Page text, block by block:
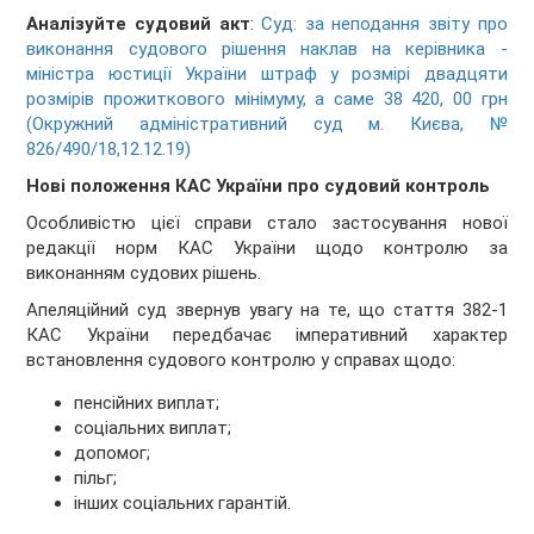
Аналізуйте судовий акт:Суд: за неподання звіту про
виконання судового рішення наклав на керівника -
міністра юстиції України штраф у розмірі двадцяти
розмірів прожиткового мінімуму, а саме 38 420, 00 грн
(Окружний адміністративний суд м. Києва, №
826/490/18,12.12.19)
Нові положення КАС України про судовий контроль
Особливістю цієї справи стало застосування нової
редакції норм КАС України щодо контролю за
виконанням судових рішень.
Апеляційний суд звернув увагу на те, що стаття 382-1
КАС України передбачає імперативний характер
встановлення судового контролю у справах щодо:
пенсійних виплат;
соціальних виплат;
допомог;
пільг;
інших соціальних гарантій.